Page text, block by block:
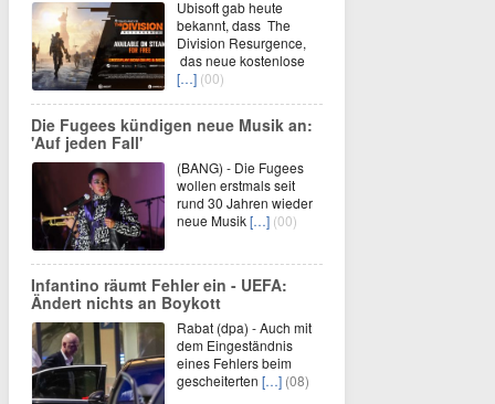
Ubisoft gab heute
bekannt, dass The
Division Resurgence,
das neue kostenlose
[…] (00)
Die Fugees kündigen neue Musik an:
'Auf jeden Fall'
(BANG) - Die Fugees
wollen erstmals seit
rund 30 Jahren wieder
neue Musik[…] (00)
Infantino räumt Fehler ein - UEFA:
Ändert nichts an Boykott
Rabat (dpa) - Auch mit
dem Eingeständnis
eines Fehlers beim
gescheiterten […] (08)